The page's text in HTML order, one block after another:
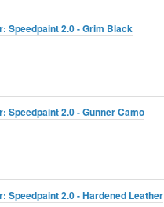
Speedpaint 2.0 - Grim Black
Speedpaint 2.0 - Gunner Camo
Speedpaint 2.0 - Hardened Leather